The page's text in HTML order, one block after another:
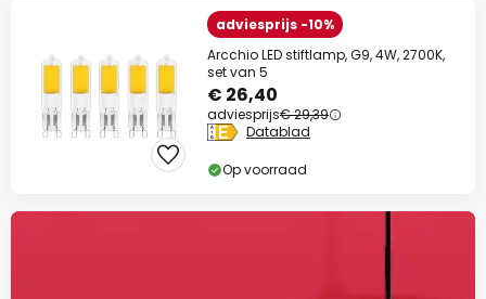
adviesprijs -10%
Arcchio LED stiftlamp, G9, 4W, 2700K,
set van 5
€ 26,40
adviesprijs€ 29,39
Datablad
Op voorraad